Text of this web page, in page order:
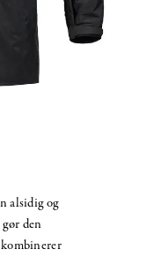
alsidig og
den